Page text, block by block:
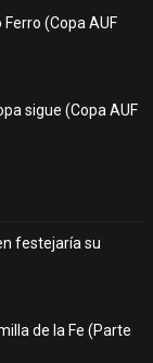
Ferro (Copa AUF
sigue (Copa AUF
festejaría su
de la Fe (Parte